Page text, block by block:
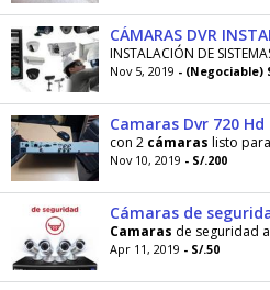
INSTALACIÓN DE
Nov 5, 2019 - (Negociable)
Camaras Dvr 720 Hd
con 2 cámaras listo
Nov 10, 2019 - S/.200
Cámaras de
Camaras de seguridad
Apr 11, 2019 - S/.50